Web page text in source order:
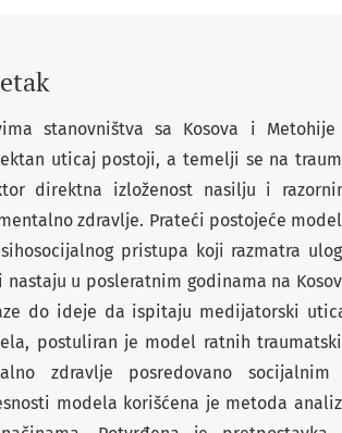
stanovništva sa Kosova i
uticaj postoji, a temelji se na
direktna izloženost nasilju i
zdravlje. Prateći postojeće
pristupa koji razmatra
u posleratnim godinama na
do ideje da ispitaju medijatorski
postuliran je model ratnih
zdravlje posredovano
modela korišćena je metoda